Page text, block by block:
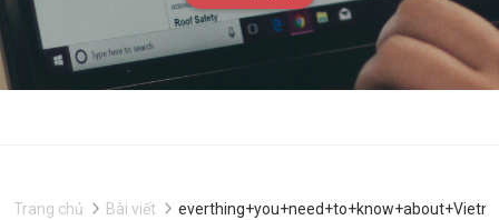
Trang chủ Bài viết